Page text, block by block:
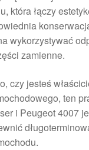
która łączy
wykorzystywać
zamienne.
czy jesteś
ten
i Peugeot 4007